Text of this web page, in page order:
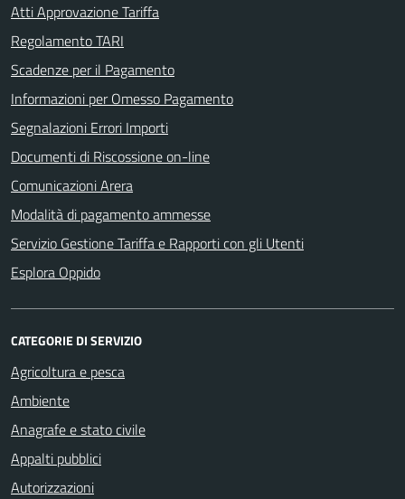
Atti Approvazione Tariffa
Regolamento TARI
Scadenze per il Pagamento
Informazioni per Omesso Pagamento
Segnalazioni Errori Importi
Documenti di Riscossione on-line
Comunicazioni Arera
Modalità di pagamento ammesse
Servizio Gestione Tariffa e Rapporti con gli Utenti
Esplora Oppido
CATEGORIE DI SERVIZIO
Agricoltura e pesca
Ambiente
Anagrafe e stato civile
Appalti pubblici
Autorizzazioni